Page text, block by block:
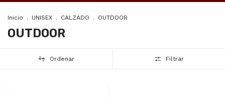
Inicio . UNISEX . CALZADO . OUTDOOR
OUTDOOR
Ordenar Filtrar